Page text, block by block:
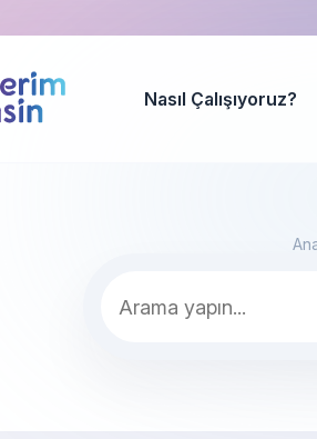
Nasıl Çalışıyoruz?